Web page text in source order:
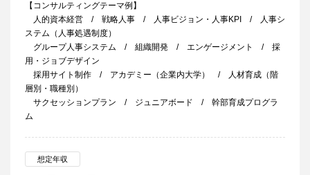
【コンサルティングテーマ例】
人的資本経営 / 戦略人事 / 人事ビジョン・人事KPI / 人事シ
ステム（人事処遇制度）
グループ人事システム / 組織開発 / エンゲージメント / 採
用・ジョブデザイン
採用サイト制作 / アカデミー（企業内大学） / 人材育成（階
層別・職種別）
サクセッションプラン / ジュニアボード / 幹部育成プログラ
ム
想定年収